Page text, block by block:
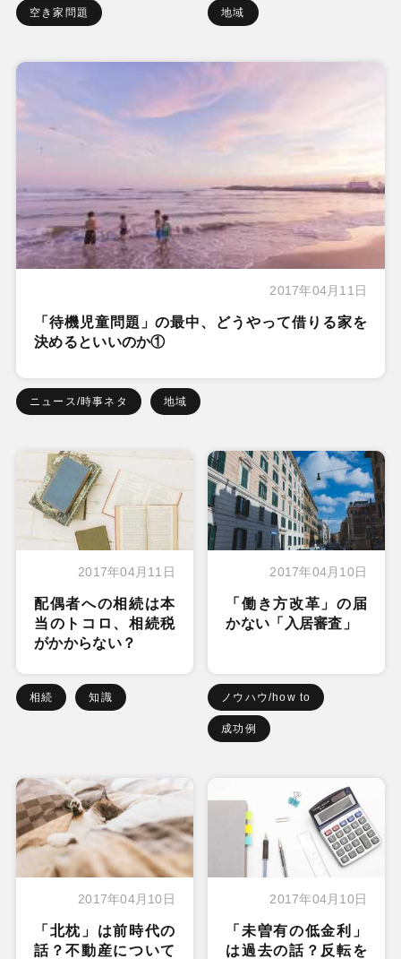
空き家問題 地域
2017年04月11日
「待機児童問題」の最中、どうやって借りる家を
決めるといいのか①
ニュース/時事ネタ 地域
2017年04月11日
配偶者への相続は本
当のトコロ、相続税
がかからない？
相続 知識
2017年04月10日
「働き方改革」の届
かない「入居審査」
ノウハウ/how to
成功例
2017年04月10日
「北枕」は前時代の
話？不動産について
2017年04月10日
「未曽有の低金利」
は過去の話？反転を